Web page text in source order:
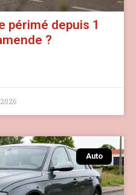
périmé depuis 1
?
Auto